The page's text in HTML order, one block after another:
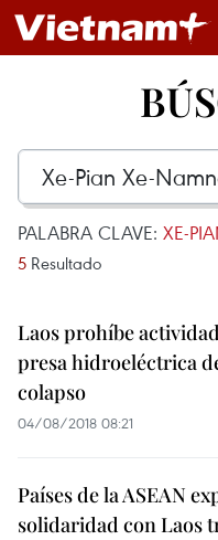
PALABRA CLAVE: XE-
5 Resultado
Laos prohíbe
presa hidroeléctrica
colapso
04/08/2018 08:21
Países de la ASEAN
solidaridad con Laos